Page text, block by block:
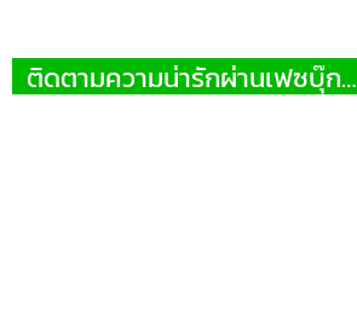
ติดตามความน่ารักผ่านเฟซบุ๊ก…